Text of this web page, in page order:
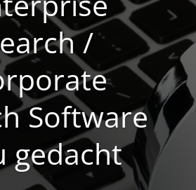
/
Software
gedacht